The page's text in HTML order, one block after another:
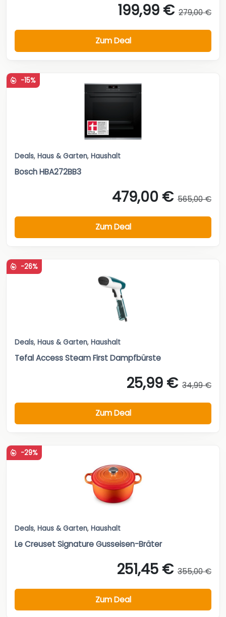
199,99 € 279,00 €
Zum Deal
-15%
Deals, Haus & Garten, Haushalt
Bosch HBA272BB3
479,00 € 565,00 €
Zum Deal
-26%
Deals, Haus & Garten, Haushalt
Tefal Access Steam First Dampfbürste
25,99 € 34,99 €
Zum Deal
-29%
Deals, Haus & Garten, Haushalt
Le Creuset Signature Gusseisen-Bräter
251,45 € 355,00 €
Zum Deal